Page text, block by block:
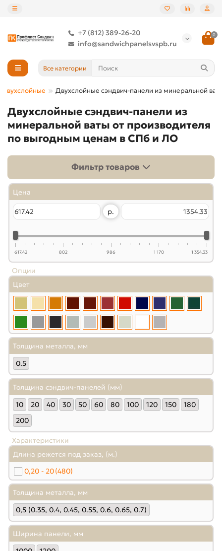
+7 (812) 389-26-20
info@sandwichpanelsvspb.ru
0
Все категории
двухслойные Двухслойные сэндвич-панели из минеральной
Двухслойные сэндвич-панели из
минеральной ваты от производителя
по выгодным ценам в СПб и ЛО
Фильтр товаров
Цена
р.
617.42 802 986 1 170 1 354.33
Опции
Цвет
Толщина металла, мм
0.5
Толщина сэндвич-панелей (мм)
10
20 40 30 50 60 80 100 120 150
180
200
Характеристики
Длина режется под заказ, (м.)
0,20 - 20(480)
Толщина металла, мм
0,5 (0.35, 0.4, 0.45, 0.55, 0.6, 0.65, 0.7)
Ширина панели, мм